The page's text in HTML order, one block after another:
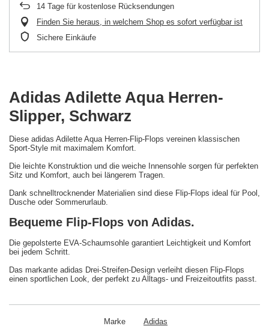
14 Tage für kostenlose Rücksendungen
Finden Sie heraus, in welchem Shop es sofort verfügbar ist
Sichere Einkäufe
Adidas Adilette Aqua Herren-
Slipper, Schwarz
Diese adidas Adilette Aqua Herren-Flip-Flops vereinen klassischen
Sport-Style mit maximalem Komfort.
Die leichte Konstruktion und die weiche Innensohle sorgen für perfekten
Sitz und Komfort, auch bei längerem Tragen.
Dank schnelltrocknender Materialien sind diese Flip-Flops ideal für Pool,
Dusche oder Sommerurlaub.
Bequeme Flip-Flops von Adidas.
Die gepolsterte EVA-Schaumsohle garantiert Leichtigkeit und Komfort
bei jedem Schritt.
Das markante adidas Drei-Streifen-Design verleiht diesen Flip-Flops
einen sportlichen Look, der perfekt zu Alltags- und Freizeitoutfits passt.
Marke Adidas